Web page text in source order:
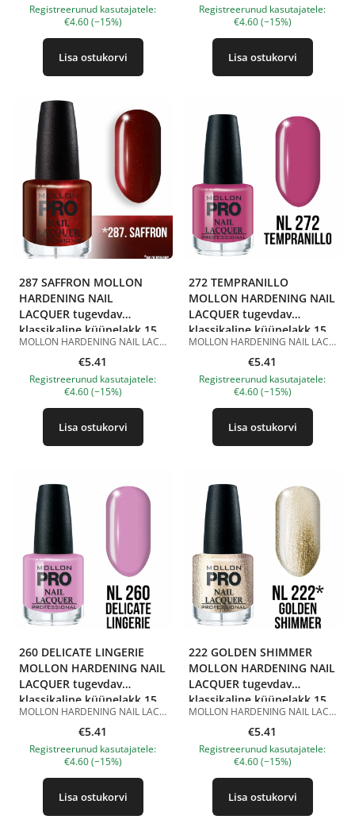
Registreerunud kasutajatele:
€4.60 (−15%)
Lisa ostukorvi
Registreerunud kasutajatele:
€4.60 (−15%)
Lisa ostukorvi
287 SAFFRON MOLLON
HARDENING NAIL
LACQUER tugevdav
klassikaline küünelakk 15
ml
MOLLON HARDENING NAIL LACQUER 287 SAFFRON 15 ml on tugevdav klassikaline küünelakk sügavas punakaspruunis toonis pärlmutterefektiga. Toon 287 Saffron on rikkalik tume punakaspruun värv pehme pärlmutterläike ja läikiva viimistlusega. See näeb välja peen, väljendusrikas ja elegantne, rõhutab kaunilt küünte kuju ning sobib õhtuseks maniküüriks, sügis-talviseks välimuseks, pidulikuks küünedisainiks ja stiilseks klassikaliseks maniküüriks. Hardening Nail Lacquer koostis sisaldab tugevdavat komponenti ja sobib klassikaliseks maniküüriks. Lakk kantakse peale ühtlaselt, kuivab õhu käes ja ei vaja UV/LED-lampi. Parema püsivuse saavutamiseks on soovitatav kasutada seda koos klassikalise küünelaki aluslaki ja pealislakiga. Eelised: tugevdav klassikaline küünelakk; tume punakaspruun toon; pärlmutterläikega efekt; läikiv viimistlus; aitab tugevdada naturaalseid küüsi; kantakse peale ühtlaselt; kuivab õhu käes; ei vaja UV/LED-lampi; sobib koduseks ja professionaalseks maniküüriks. Kasutamine: Kandke aluslakk puhtale ja kuivale küüneplaadile. Seejärel kandke peale 1–2 kihti MOLLON HARDENING NAIL LACQUER 287 SAFFRON, lastes igal kihil õhu käes kuivada. Parema püsivuse saavutamiseks viimistlege maniküür klassikalise küünelaki pealislakiga. Maht: 15 ml. Tootepildid on illustratiivsed. Küsimuste korral ootame alati Sinu meili nanatallinn@gmail.com
€5.41
Registreerunud kasutajatele:
€4.60 (−15%)
Lisa ostukorvi
272 TEMPRANILLO
MOLLON HARDENING NAIL
LACQUER tugevdav
klassikaline küünelakk 15
ml
MOLLON HARDENING NAIL LACQUER 272 TEMPRANILLO 15 ml on tugevdav klassikaline küünelakk elegantses veinikas-roosas toonis. Toon 272 Tempranillo on mahe marjaroosa värv kerge veinika alatooniga ja läikiva viimistlusega. See näeb välja naiselik, stiilne ja peen, rõhutab kaunilt küünte kuju ning sobib igapäevaseks maniküüriks, kontoristiiliks, romantiliseks küünedisainiks ja elegantseks õhtuseks maniküüriks. Hardening Nail Lacquer koostis sisaldab tugevdavat komponenti ja sobib klassikaliseks maniküüriks. Lakk kantakse peale ühtlaselt, kuivab õhu käes ja ei vaja UV/LED-lampi. Parema püsivuse saavutamiseks on soovitatav kasutada seda koos klassikalise küünelaki aluslaki ja pealislakiga. Eelised: tugevdav klassikaline küünelakk; mahe veinikas-roosa toon; läikiv viimistlus; aitab tugevdada naturaalseid küüsi; kantakse peale ühtlaselt; kuivab õhu käes; ei vaja UV/LED-lampi; sobib koduseks ja professionaalseks maniküüriks. Kasutamine: Kandke aluslakk puhtale ja kuivale küüneplaadile. Seejärel kandke peale 1–2 kihti MOLLON HARDENING NAIL LACQUER 272 TEMPRANILLO, lastes igal kihil õhu käes kuivada. Parema püsivuse saavutamiseks viimistlege maniküür klassikalise küünelaki pealislakiga. Maht: 15 ml. Tootepildid on illustratiivsed. Küsimuste korral ootame alati Sinu meili nanatallinn@gmail.com
€5.41
Registreerunud kasutajatele:
€4.60 (−15%)
Lisa ostukorvi
260 DELICATE LINGERIE
MOLLON HARDENING NAIL
LACQUER tugevdav
klassikaline küünelakk 15
ml
MOLLON HARDENING NAIL LACQUER 260 DELICATE LINGERIE 15 ml on tugevdav klassikaline küünelakk õrnas nude-roosas toonis. Toon 260 Delicate Lingerie on pehme poolläbipaistev roosa-beež värv läikiva viimistlusega. See näeb välja väga õrn, puhas ja elegantne, rõhutab küünte loomulikku ilu ning sobib igapäevaseks, kontori-, pruut-, nude- ja klassikaliseks maniküüriks. Hardening Nail Lacquer koostis sisaldab tugevdavat komponenti ja sobib klassikaliseks maniküüriks. Lakk kantakse peale ühtlaselt, kuivab õhu käes ja ei vaja UV/LED-lampi. Parema püsivuse saavutamiseks on soovitatav kasutada seda koos klassikalise küünelaki aluslaki ja pealislakiga. Eelised: tugevdav klassikaline küünelakk; õrn nude-roosa toon; elegantne läikiv viimistlus; rõhutab küünte loomulikku ilu; aitab tugevdada naturaalseid küüsi; kantakse peale ühtlaselt; kuivab õhu käes; ei vaja UV/LED-lampi; sobib koduseks ja professionaalseks maniküüriks. Kasutamine: Kandke aluslakk puhtale ja kuivale küüneplaadile. Seejärel kandke peale 1–2 kihti MOLLON HARDENING NAIL LACQUER 260 DELICATE LINGERIE, lastes igal kihil õhu käes kuivada. Parema püsivuse saavutamiseks viimistlege maniküür klassikalise küünelaki pealislakiga. Maht: 15 ml. Tootepildid on illustratiivsed. Küsimuste korral ootame alati Sinu meili nanatallinn@gmail.com
€5.41
Registreerunud kasutajatele:
€4.60 (−15%)
Lisa ostukorvi
222 GOLDEN SHIMMER
MOLLON HARDENING NAIL
LACQUER tugevdav
klassikaline küünelakk 15
ml
MOLLON HARDENING NAIL LACQUER 222 GOLDEN SHIMMER 15 ml on tugevdav klassikaline küünelakk kuldse sädeleva efektiga. Toon 222 Golden Shimmer on kuldne värv õrna sädeluse ja särava viimistlusega. See helgib küüntel kaunilt, luues elegantse, piduliku ja väljendusrikka katte. Sobib õhtuseks maniküüriks, pidulikuks välimuseks, aktsentküünteks ning pealekandmiseks teiste toonide peale. Hardening Nail Lacquer koostis sisaldab tugevdavat komponenti ja sobib klassikaliseks maniküüriks. Lakk kantakse peale ühtlaselt, kuivab õhu käes ja ei vaja UV/LED-lampi. Parema püsivuse saavutamiseks on soovitatav kasutada seda koos klassikalise küünelaki aluslaki ja pealislakiga. Eelised: tugevdav klassikaline küünelakk; kuldne toon sädelusega; särav helkiv viimistlus; helgib küüntel kaunilt; aitab tugevdada naturaalseid küüsi; kantakse peale ühtlaselt; kuivab õhu käes; ei vaja UV/LED-lampi; sobib koduseks ja professionaalseks maniküüriks. Kasutamine: Kandke aluslakk puhtale ja kuivale küüneplaadile. Seejärel kandke peale 1–2 kihti MOLLON HARDENING NAIL LACQUER 222 GOLDEN SHIMMER, lastes igal kihil õhu käes kuivada. Parema püsivuse saavutamiseks viimistlege maniküür klassikalise küünelaki pealislakiga. Maht: 15 ml. Tootepildid on illustratiivsed. Küsimuste korral ootame alati Sinu meili nanatallinn@gmail.com
€5.41
Registreerunud kasutajatele:
€4.60 (−15%)
Lisa ostukorvi